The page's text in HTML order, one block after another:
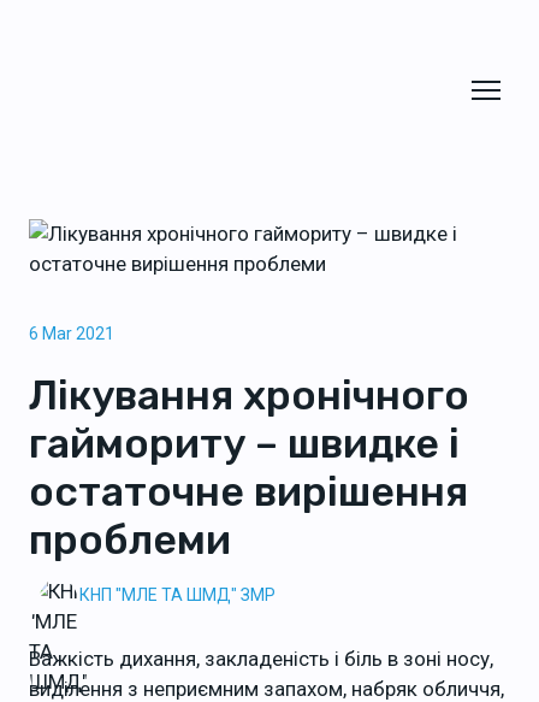
6 Mar 2021
Лікування хронічного
гаймориту – швидке і
остаточне вирішення
проблеми
КНП "МЛЕ ТА ШМД" ЗМР
Важкість дихання, закладеність і біль в зоні носу,
виділення з неприємним запахом, набряк обличчя,